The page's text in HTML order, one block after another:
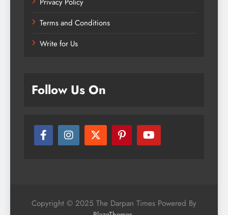
Terms and Conditions
Write for Us
Follow Us On
Copyright © 2025 The Darpan Times Powered By